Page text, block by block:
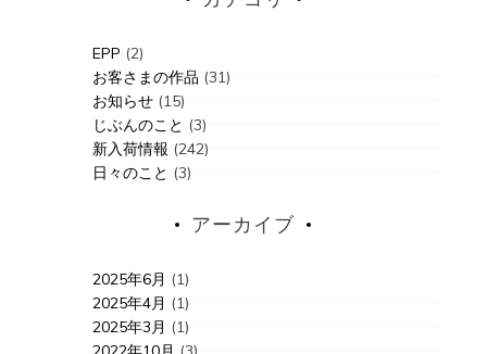
EPP (2)
お客さまの作品 (31)
お知らせ(15)
じぶんのこと (3)
新入荷情報 (242)
日々のこと (3)
アーカイブ
2025年6月 (1)
2025年4月 (1)
2025年3月 (1)